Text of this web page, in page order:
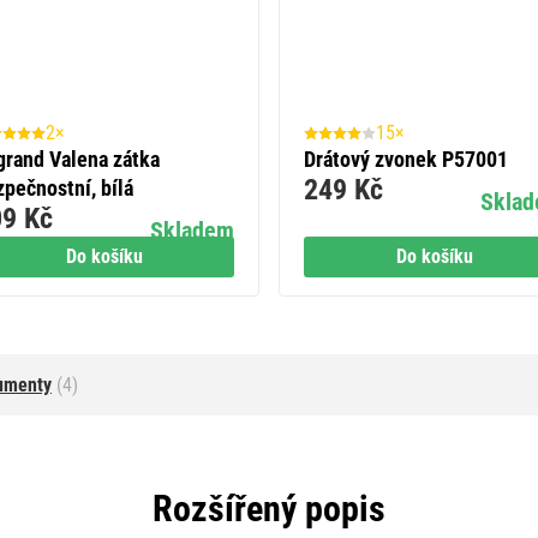
Do košíku
2×
Valena zátka
bílá
Skladem
Kč
Do košíku
15×
Drátový zvonek P57001
249 Kč
(4)
Rozšířený popis